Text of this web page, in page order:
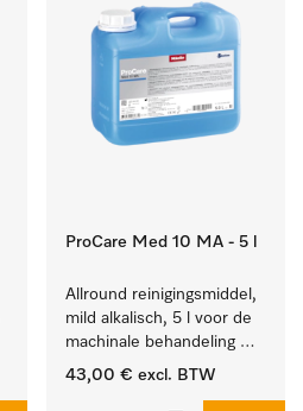
ProCare Med 10 MA - 5 l
Allround reinigingsmiddel,
mild alkalisch, 5 l voor de
machinale behandeling
van instrumenten en
43,00 € excl. BTW